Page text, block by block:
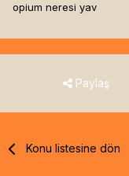
opium neresi yav
Paylaş
Konu listesine dön